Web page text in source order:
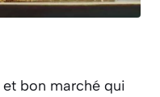
et bon marché qui